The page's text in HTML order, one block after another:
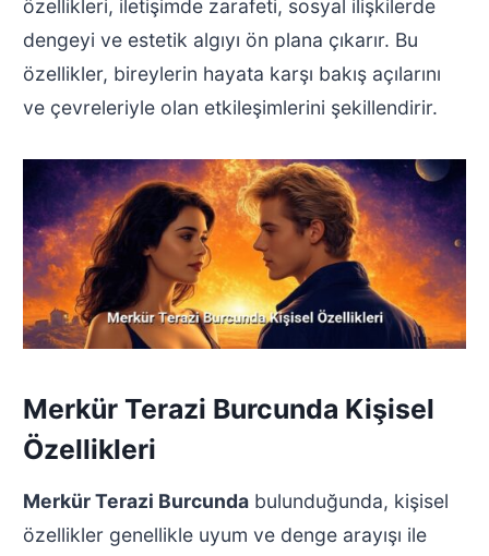
özellikleri, iletişimde zarafeti, sosyal ilişkilerde
dengeyi ve estetik algıyı ön plana çıkarır. Bu
özellikler, bireylerin hayata karşı bakış açılarını
ve çevreleriyle olan etkileşimlerini şekillendirir.
Merkür Terazi Burcunda Kişisel
Özellikleri
Merkür Terazi Burcundabulunduğunda, kişisel
özellikler genellikle uyum ve denge arayışı ile